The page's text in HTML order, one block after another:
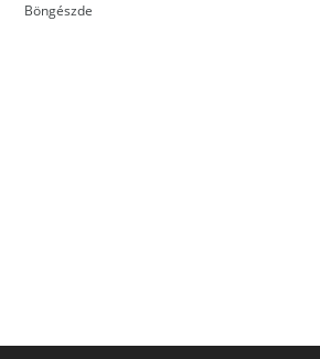
Böngészde